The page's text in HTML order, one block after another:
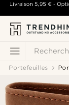
Livraison 5,95 €-
Portefeuilles